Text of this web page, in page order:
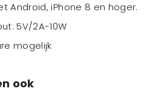
Android, iPhone 8 en hoger.
5V/2A-10W
mogelijk
ook